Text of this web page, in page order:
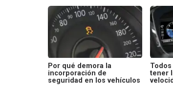
Por qué demora la
incorporación de
seguridad en los vehículos
tener